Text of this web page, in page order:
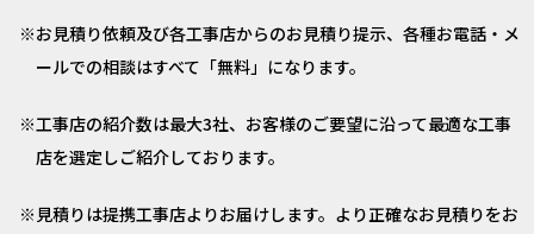
お見積り依頼及び各工事店からのお見積り提示、各種お電話・メ
ールでの相談はすべて「無料」になります。
工事店の紹介数は最大3社、お客様のご要望に沿って最適な工事
店を選定しご紹介しております。
見積りは提携工事店よりお届けします。より正確なお見積りをお